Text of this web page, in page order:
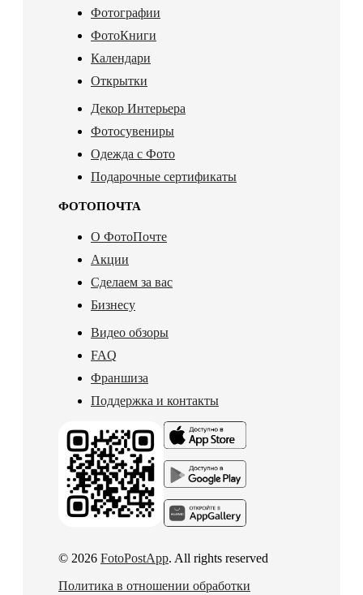
Фотографии
ФотоКниги
Календари
Открытки
Декор Интерьера
Фотосувениры
Одежда с Фото
Подарочные сертификаты
ФОТОПОЧТА
О ФотоПочте
Акции
Сделаем за вас
Бизнесу
Видео обзоры
FAQ
Франшиза
Поддержка и контакты
© 2026 FotoPostApp. All rights reserved
Политика в отношении обработки